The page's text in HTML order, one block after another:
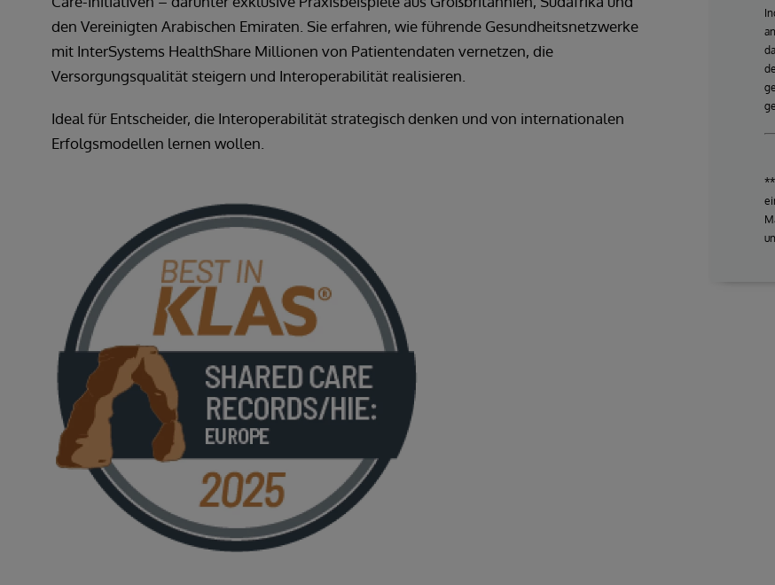
den Vereinigten Arabischen Emiraten. Sie erfahren, wie führende Gesundheitsnetzwerke
mit InterSystems HealthShare Millionen von Patientendaten vernetzen, die
Versorgungsqualität steigern und Interoperabilität realisieren.
Ideal für Entscheider, die Interoperabilität strategisch denken und von internationalen
Erfolgsmodellen lernen wollen.
**